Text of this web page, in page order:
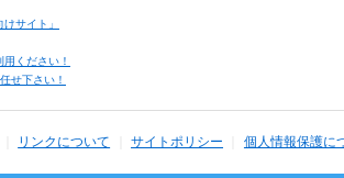
サイト」
ください！
せ下さい！
リンクについて サイトポリシー 個人情報保護に